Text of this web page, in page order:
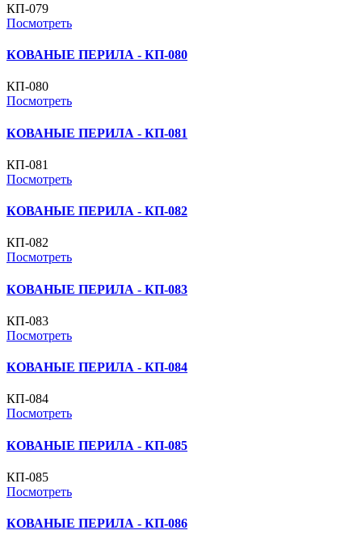
КП-079
Посмотреть
КОВАНЫЕ ПЕРИЛА - КП-080
КП-080
Посмотреть
КОВАНЫЕ ПЕРИЛА - КП-081
КП-081
Посмотреть
КОВАНЫЕ ПЕРИЛА - КП-082
КП-082
Посмотреть
КОВАНЫЕ ПЕРИЛА - КП-083
КП-083
Посмотреть
КОВАНЫЕ ПЕРИЛА - КП-084
КП-084
Посмотреть
КОВАНЫЕ ПЕРИЛА - КП-085
КП-085
Посмотреть
КОВАНЫЕ ПЕРИЛА - КП-086